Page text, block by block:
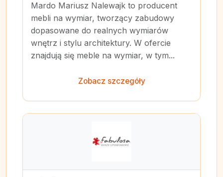
Mardo Mariusz Nalewajk to producent
mebli na wymiar, tworzący zabudowy
dopasowane do realnych wymiarów
wnętrz i stylu architektury. W ofercie
znajdują się meble na wymiar, w tym...
Zobacz szczegóły